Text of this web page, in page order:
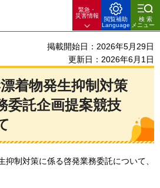
緊急・
災害情報
閲覧補助
Language
検索
メニュー
掲載開始日：2026年5月29日
更新日：2026年6月1日
着物発生抑制対策
委託企画提案競技
抑制対策に係る啓発業務委託について、